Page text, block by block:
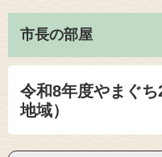
市長の部屋
令和8年度やまぐ
地域）